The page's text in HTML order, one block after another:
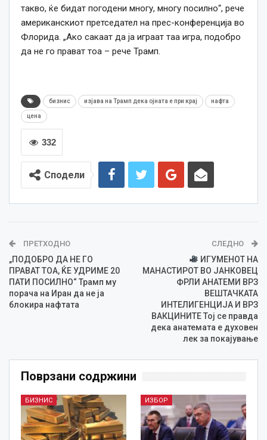
такво, ќе бидат погодени многу, многу посилно“, рече
американскиот претседател на прес-конференција во
Флорида. „Ако сакаат да ја играат таа игра, подобро
да не го прават тоа – рече Трамп.
бизнис изјава на Трамп дека ојната е при крај нафта
цена
332
Сподели
ПРЕТХОДНО
„ПОДОБРО ДА НЕ ГО
ПРАВАТ ТОА, ЌЕ УДРИМЕ 20
ПАТИ ПОСИЛНО“ Трамп му
порача на Иран да не ја
блокира нафтата
СЛЕДНО
ИГУМЕНОТ НА
МАНАСТИРОТ ВО ЈАНКОВЕЦ
ФРЛИ АНАТЕМИ ВРЗ
ВЕШТАЧКАТА
ИНТЕЛИГЕНЦИЈА И ВРЗ
ВАКЦИНИТЕ Тој се правда
дека анатемата е духовен
лек за покајување
Поврзани содржини
БИЗНИС ИЗБОР